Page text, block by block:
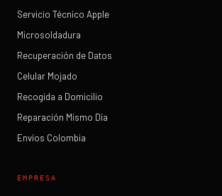
Servicio Técnico Apple
Microsoldadura
Recuperación de Datos
Celular Mojado
Recogida a Domicilio
Reparación Mismo Día
Envíos Colombia
EMPRESA